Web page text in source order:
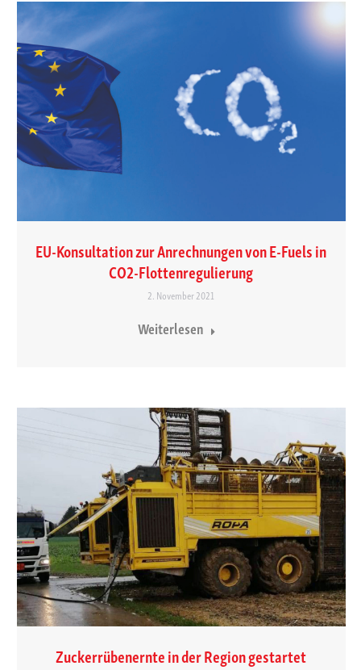
EU-Konsultation zur Anrechnungen von E-Fuels in
CO2-Flottenregulierung
2. November 2021
Weiterlesen
Zuckerrübenernte in der Region gestartet